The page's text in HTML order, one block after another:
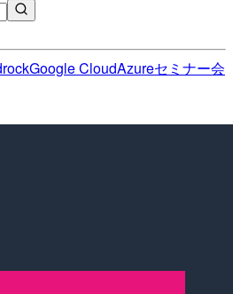
Google CloudAzureセミナー会